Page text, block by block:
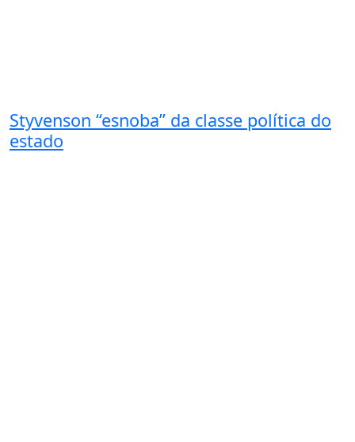
Styvenson “esnoba” da classe política do
estado